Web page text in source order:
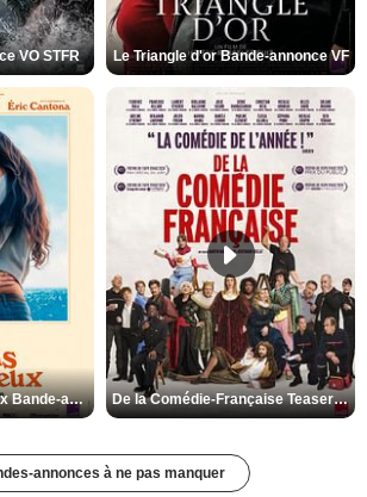
VO STFR Le Triangle d'or Bande-annonce VF
Les Matins merveilleux Bande-annonce VF De la Comédie-Française Teaser VF
annonces à ne pas manquer